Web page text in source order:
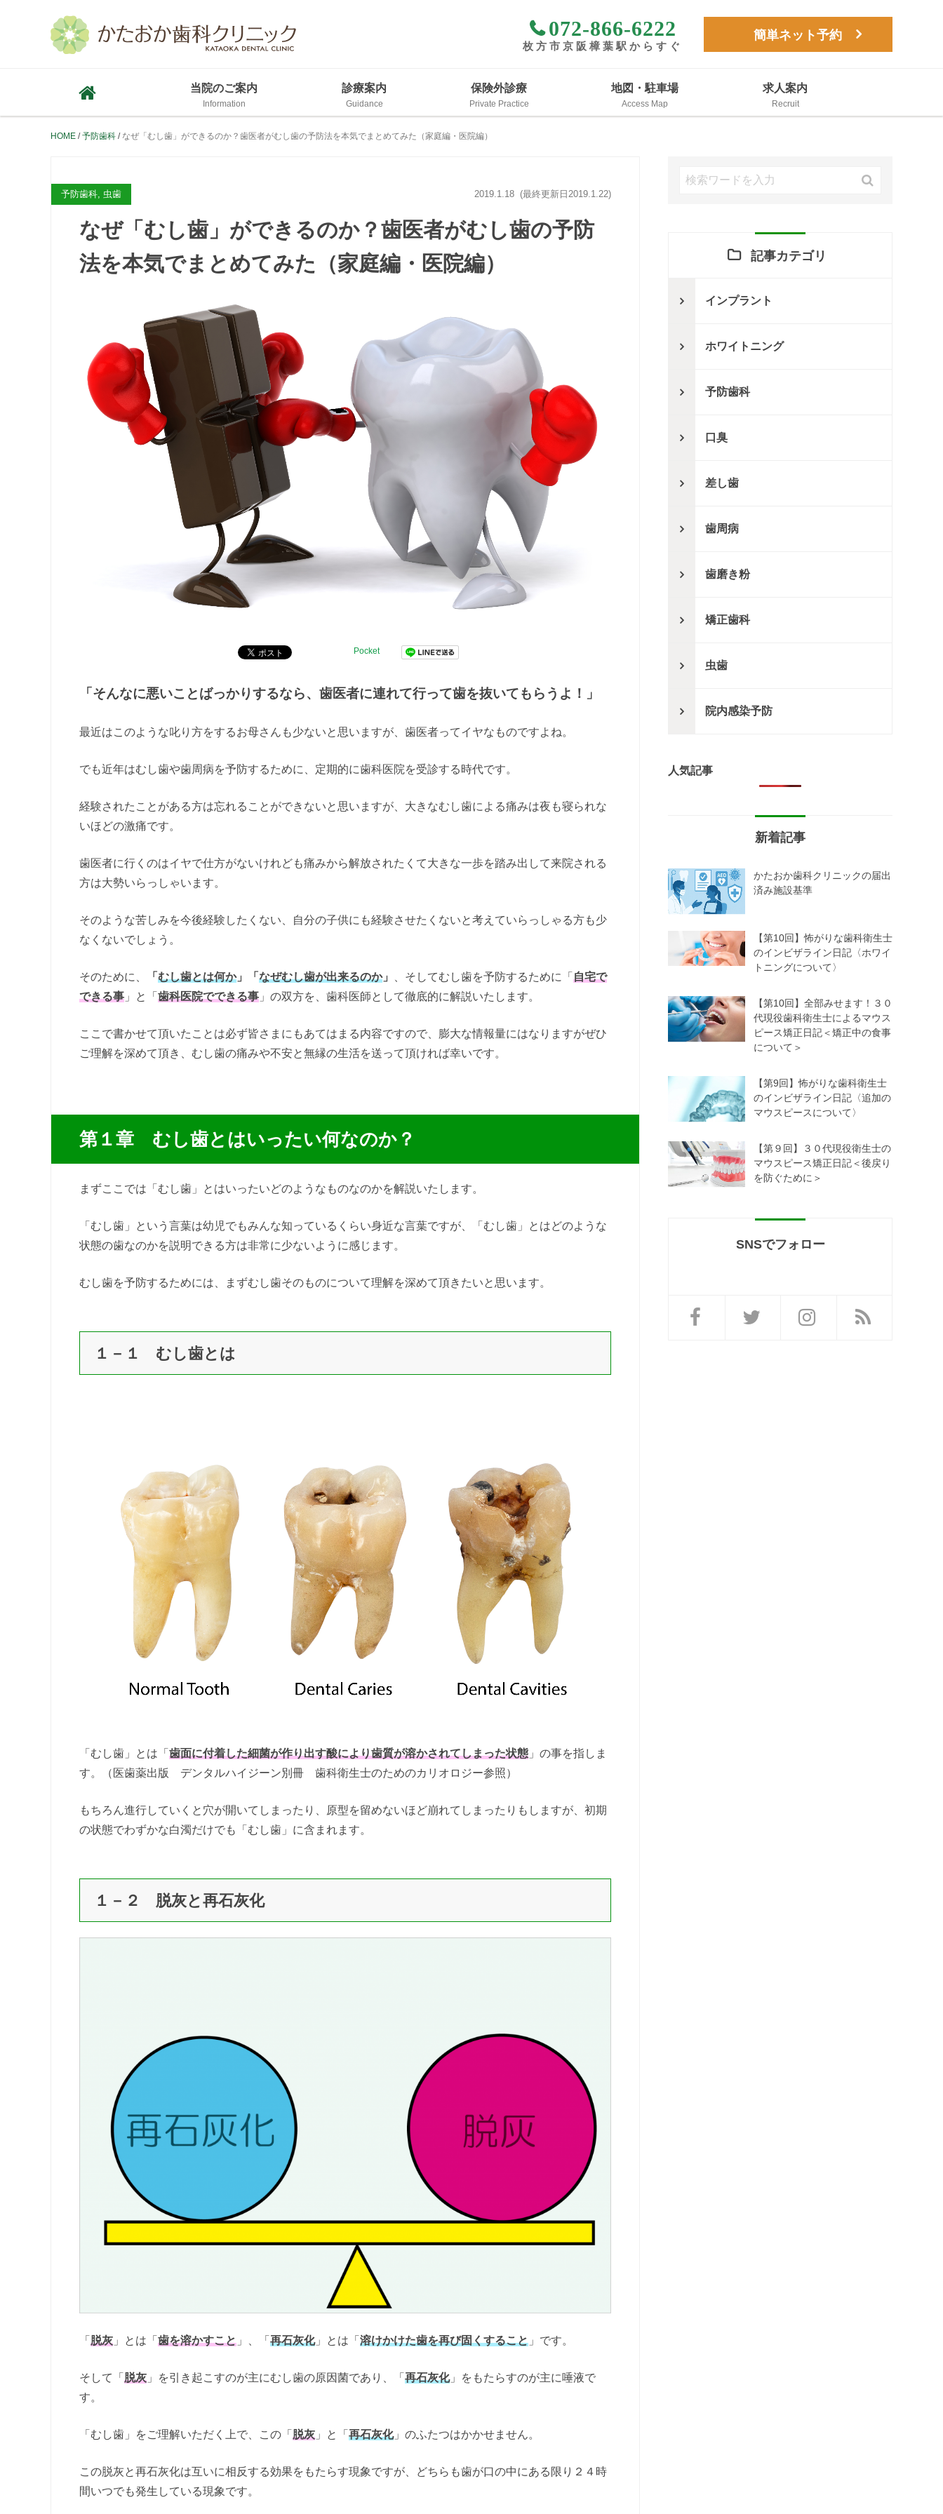
072-866-6222
枚方市京阪樟葉駅からすぐ
簡単ネット予約
当院のご案内 診療案内 保険外診療 地図・駐車場 求人案内
HOME 予防歯科 なぜ「むし歯」ができるのか？歯医者がむし歯の予防法を本気でまとめてみた（家庭編・医院編）
予防歯科, 虫歯 2019.1.18 (最終更新日 2019.1.22)
なぜ「むし歯」ができるのか？歯医者がむし歯の予防
法を本気でまとめてみた（家庭編・医院編）
Pocket
「そんなに悪いことばっかりするなら、歯医者に連れて行って歯を抜いてもらうよ！」
最近はこのような叱り方をするお母さんも少ないと思いますが、歯医者ってイヤなものですよね。
でも近年はむし歯や歯周病を予防するために、定期的に歯科医院を受診する時代です。
経験されたことがある方は忘れることができないと思いますが、大きなむし歯による痛みは夜も寝られな
いほどの激痛です。
歯医者に行くのはイヤで仕方がないけれども痛みから解放されたくて大きな一歩を踏み出して来院される
方は大勢いらっしゃいます。
そのような苦しみを今後経験したくない、自分の子供にも経験させたくないと考えていらっしゃる方も少
なくないでしょう。
そのために、 「 むし歯とは何か」「 なぜむし歯が出来るのか」 、そしてむし歯を予防するために「 自宅で
できる事 」と「 歯科医院でできる事 」の双方を、歯科医師として徹底的に解説いたします。
ここで書かせて頂いたことは必ず皆さまにもあてはまる内容ですので、膨大な情報量にはなりますがぜひ
ご理解を深めて頂き、むし歯の痛みや不安と無縁の生活を送って頂ければ幸いです。
第１章 むし歯とはいったい何なのか？
まずここでは「むし歯」とはいったいどのようなものなのかを解説いたします。
「むし歯」という言葉は幼児でもみんな知っているくらい身近な言葉ですが、「むし歯」とはどのような
状態の歯なのかを説明できる方は非常に少ないように感じます。
むし歯を予防するためには、まずむし歯そのものについて理解を深めて頂きたいと思います。
１－１ むし歯とは
「むし歯」とは「 歯面に付着した細菌が作り出す酸により歯質が溶かされてしまった状態 」の事を指しま
す。（医歯薬出版 デンタルハイジーン別冊 歯科衛生士のためのカリオロジー参照）
もちろん進行していくと穴が開いてしまったり、原型を留めないほど崩れてしまったりもしますが、初期
の状態でわずかな白濁だけでも「むし歯」に含まれます。
１－２ 脱灰と再石灰化
「 脱灰 」とは「 歯を溶かすこと 」、「 再石灰化」とは「 溶けかけた歯を再び固くすること 」です。
そして「 脱灰 」を引き起こすのが主にむし歯の原因菌であり、「 再石灰化」をもたらすのが主に唾液で
す。
「むし歯」をご理解いただく上で、この「 脱灰 」と「 再石灰化」のふたつはかかせません。
この脱灰と再石灰化は互いに相反する効果をもたらす現象ですが、どちらも歯が口の中にある限り２４時
間いつでも発生している現象です。
記事カテゴリ
インプラント
ホワイトニング
予防歯科
口臭
差し歯
歯周病
歯磨き粉
矯正歯科
虫歯
院内感染予防
人気記事
新着記事
かたおか歯科クリニックの届出
済み施設基準
【第10回】怖がりな歯科衛生士
のインビザライン日記〈ホワイ
トニングについて〉
【第10回】全部みせます！３０
代現役歯科衛生士によるマウス
ピース矯正日記＜矯正中の食事
について＞
【第9回】怖がりな歯科衛生士
のインビザライン日記〈追加の
マウスピースについて〉
【第９回】３０代現役衛生士の
マウスピース矯正日記＜後戻り
を防ぐために＞
SNSでフォロー